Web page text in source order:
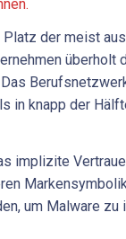
Platz der meist
überholt
in knapp der
implizite
um Malware zu